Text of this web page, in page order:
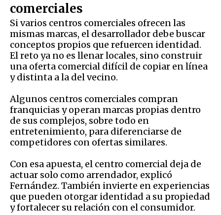
comerciales
Si varios centros comerciales ofrecen las
mismas marcas, el desarrollador debe buscar
conceptos propios que refuercen identidad.
El reto ya no es llenar locales, sino construir
una oferta comercial difícil de copiar en línea
y distinta a la del vecino.
Algunos centros comerciales compran
franquicias y operan marcas propias dentro
de sus complejos, sobre todo en
entretenimiento, para diferenciarse de
competidores con ofertas similares.
Con esa apuesta, el centro comercial deja de
actuar solo como arrendador, explicó
Fernández. También invierte en experiencias
que pueden otorgar identidad a su propiedad
y fortalecer su relación con el consumidor.